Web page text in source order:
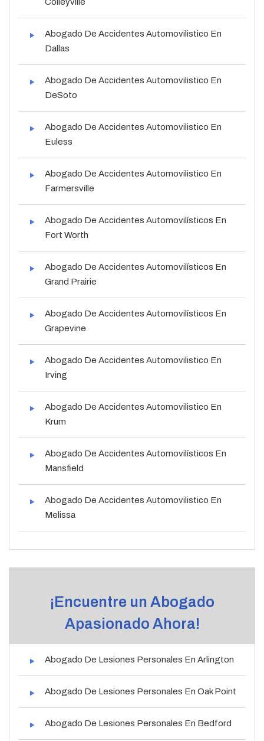
Abogado De Accidentes Automovilistico En
Dallas
Abogado De Accidentes Automovilistico En
DeSoto
Abogado De Accidentes Automovilistico En
Euless
Abogado De Accidentes Automovilistico En
Farmersville
Abogado De Accidentes Automovilísticos En
Fort Worth
Abogado De Accidentes Automovilísticos En
Grand Prairie
Abogado De Accidentes Automovilísticos En
Grapevine
Abogado De Accidentes Automovilistico En
Irving
Abogado De Accidentes Automovilistico En
Krum
Abogado De Accidentes Automovilísticos En
Mansfield
Abogado De Accidentes Automovilistico En
Melissa
¡Encuentre un Abogado
Apasionado Ahora!
Abogado De Lesiones Personales En Arlington
Abogado De Lesiones Personales En Oak Point
Abogado De Lesiones Personales En Bedford